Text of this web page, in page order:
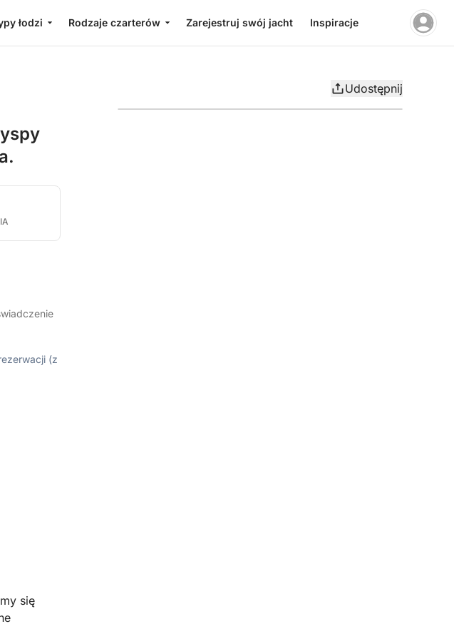
łodzi Rodzaje czarterów Zarejestruj swój jacht Inspiracje
Udostępnij
(z
się